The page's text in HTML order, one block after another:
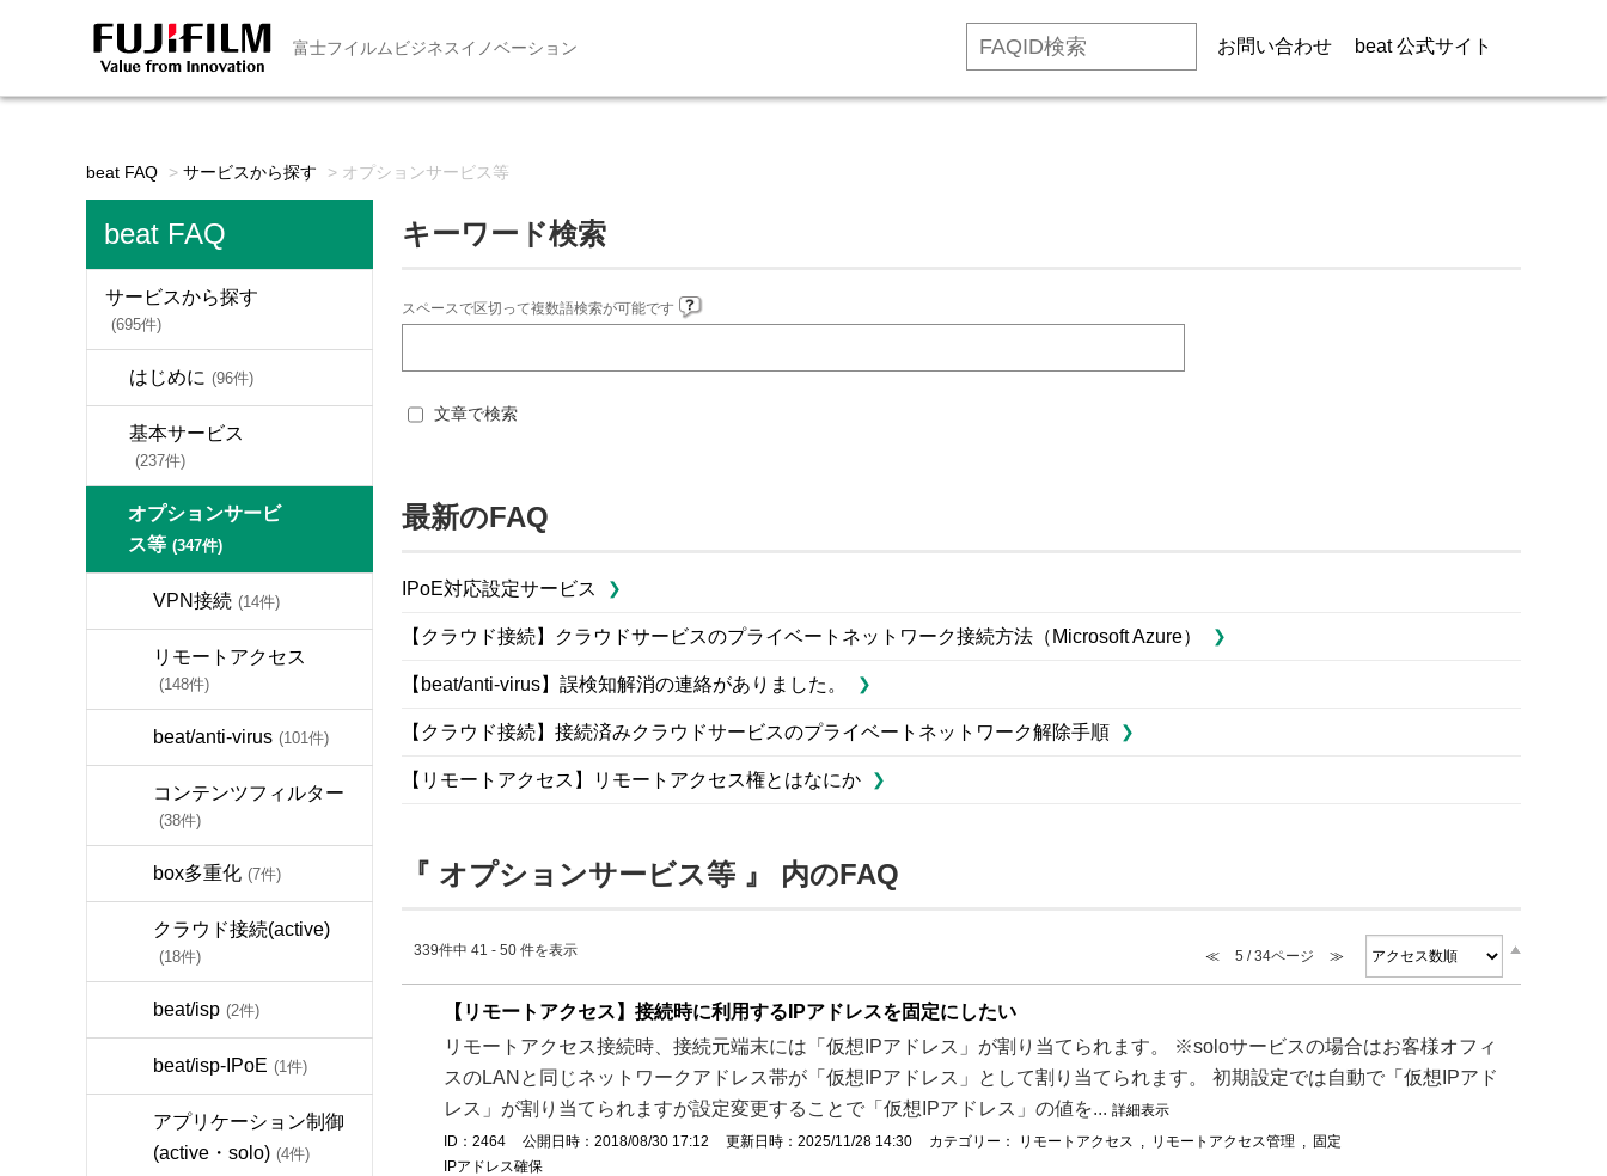
富士フイルムビジネスイノベーション お問い合わせ beat 公式サイト
beat FAQ > サービスから探す > オプションサービス等
beat FAQ
サービスから探す
(695件)
はじめに (96件)
基本サービス
(237件)
オプションサービ
ス等 (347件)
VPN接続 (14件)
リモートアクセス
(148件)
beat/anti-virus (101件)
コンテンツフィルター
(38件)
box多重化 (7件)
クラウド接続(active)
(18件)
beat/isp (2件)
beat/isp-IPoE (1件)
アプリケーション制御
(active・solo) (4件)
キーワード検索
スペースで区切って複数語検索が可能です
文章で検索
最新のFAQ
IPoE対応設定サービス
【クラウド接続】クラウドサービスのプライベートネットワーク接続方法（Microsoft Azure）
【beat/anti-virus】誤検知解消の連絡がありました。
【クラウド接続】接続済みクラウドサービスのプライベートネットワーク解除手順
【リモートアクセス】リモートアクセス権とはなにか
『 オプションサービス等 』 内のFAQ
339件中 41 - 50 件を表示 ≪ 5 / 34ページ ≫
【リモートアクセス】接続時に利用するIPアドレスを固定にしたい
リモートアクセス接続時、接続元端末には「仮想IPアドレス」が割り当てられます。 ※soloサービスの場合はお客様オフィ
スのLANと同じネットワークアドレス帯が「仮想IPアドレス」として割り当てられます。 初期設定では自動で「仮想IPアド
レス」が割り当てられますが設定変更することで「仮想IPアドレス」の値を... 詳細表示
ID：2464
公開日時：2018/08/30 17:12 更新日時：2025/11/28 14:30 カテゴリー： リモートアクセス , リモートアクセス管理 , 固定
IPアドレス確保